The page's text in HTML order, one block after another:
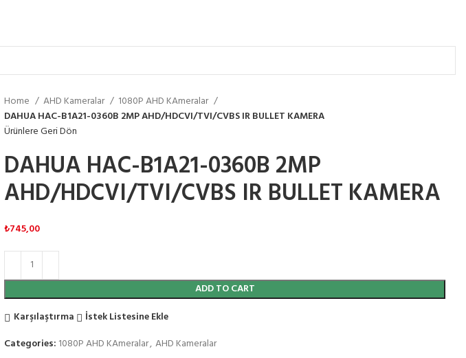
Home AHD Kameralar
1080P AHD KAmeralar
DAHUA HAC-B1A21-0360B 2MP AHD/HDCVI/TVI/CVBS IR BULLET KAMERA
Ürünlere Geri Dön
DAHUA HAC-B1A21-0360B 2MP
AHD/HDCVI/TVI/CVBS IR BULLET KAMERA
₺745,00
ADD TO CART
Karşılaştırma
İstek Listesine Ekle
Categories: 1080P AHD KAmeralar, AHD Kameralar